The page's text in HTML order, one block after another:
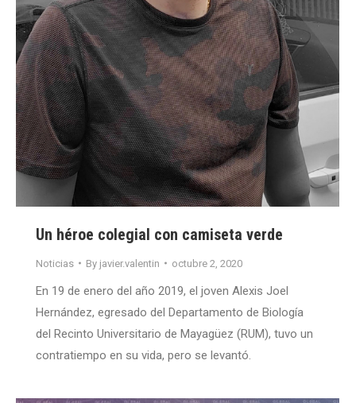
Un héroe colegial con camiseta verde
Noticias By javier.valentin octubre 2, 2020
En 19 de enero del año 2019, el joven Alexis Joel
Hernández, egresado del Departamento de Biología
del Recinto Universitario de Mayagüez (RUM), tuvo un
contratiempo en su vida, pero se levantó.